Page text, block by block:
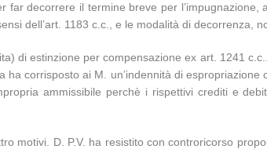
decorrere il termine breve per
dell’art. 1183 c.c., e le modalità di decorrenza,
di estinzione per compensazione ex art. 1241
corrisposto ai M. un’indennità di
ammissibile perchè i rispettivi crediti e
motivi. D. P.V. ha resistito con controricorso